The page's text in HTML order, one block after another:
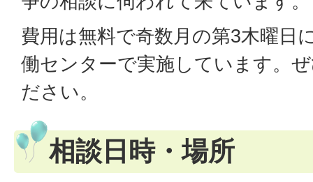
費用は無料で奇数月の第3木曜日
働センターで実施しています。
ださい。
相談日時・場所